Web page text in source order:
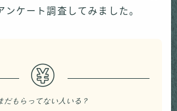
ンケート調査してみました。
だもらってない人いる？